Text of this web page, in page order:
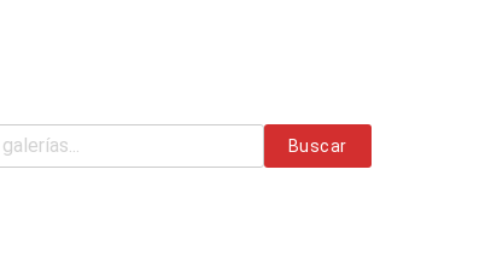
Buscar